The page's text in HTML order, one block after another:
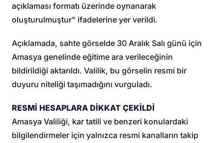
açıklaması formatı üzerinde oynanarak
oluşturulmuştur" ifadelerine yer verildi.
Açıklamada, sahte görselde 30 Aralık Salı günü için
Amasya genelinde eğitime ara verileceğinin
bildirildiği aktarıldı. Valilik, bu görselin resmi bir
duyuru niteliği taşımadığını vurguladı.
RESMİ HESAPLARA DİKKAT ÇEKİLDİ
Amasya Valiliği, kar tatili ve benzeri konulardaki
bilgilendirmeler için yalnızca resmi kanalların takip